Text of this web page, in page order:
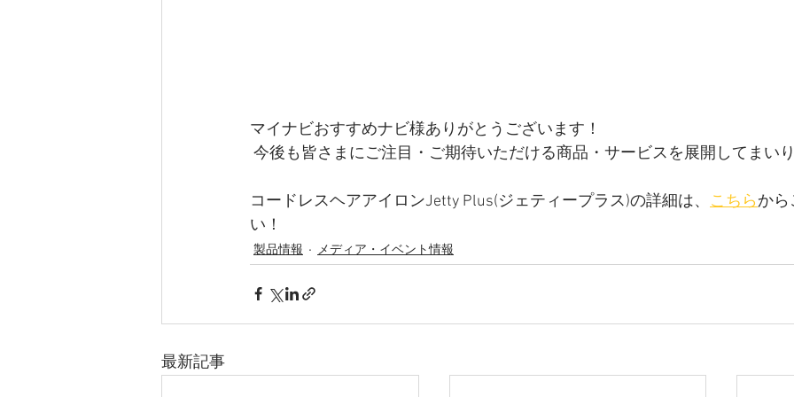
マイナビおすすめナビ様ありがとうございます！
今後も皆さまにご注目・ご期待いただける商品・サービスを展開してまい
コードレスヘアアイロンJetty Plus(ジェティープラス)の詳細は、 こちらから
い！
製品情報 メディア・イベント情報
最新記事